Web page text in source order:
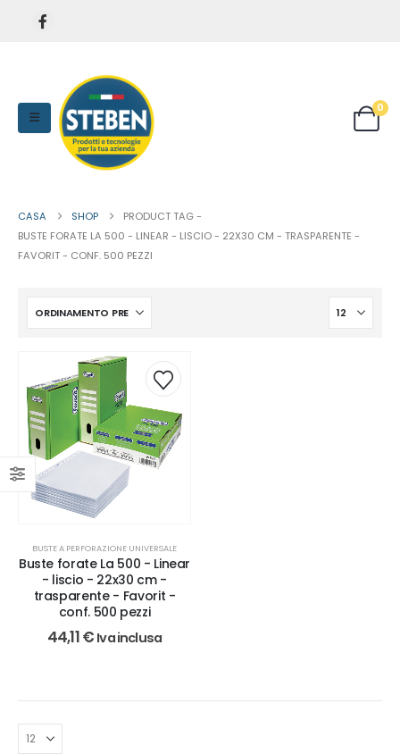
0
CASA SHOP
PRODUCT TAG -
BUSTE FORATE LA 500 - LINEAR - LISCIO - 22X30 CM - TRASPARENTE -
FAVORIT - CONF. 500 PEZZI
BUSTE A PERFORAZIONE UNIVERSALE
Buste forate La 500 - Linear
- liscio - 22x30 cm -
trasparente - Favorit -
conf. 500 pezzi
44,11€ Iva inclusa